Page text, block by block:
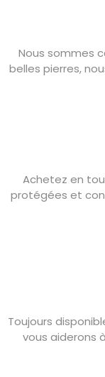
Bienfaits de la
L’améthyste
Chrysocolle :
Obsidienne
Véritable
Où placer la
Cornaline :
Capricorne :
Shungite :
Bagues en
Lapis lazuli :
Citrine :
Nous sommes
belles pierres,
Achetez en
protégées et
Toujours
vous aiderons